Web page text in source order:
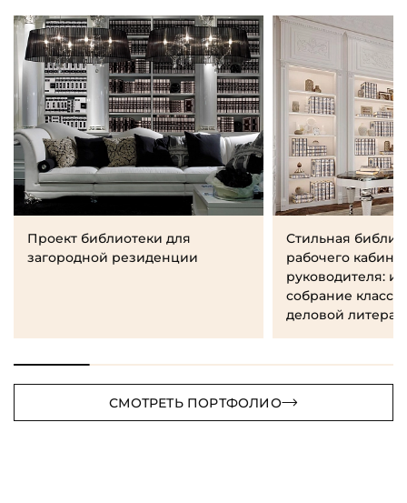
Проект библиотеки для
загородной резиденции
Стильная
рабочего
руководителя:
собрание
деловой
СМОТРЕТЬ ПОРТФОЛИО